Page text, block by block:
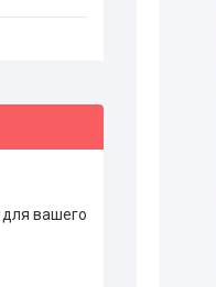
для вашего